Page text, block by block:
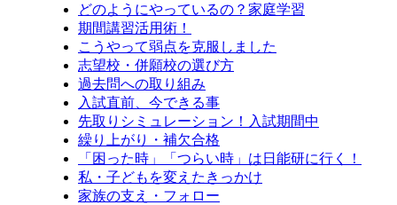
どのようにやっているの？家庭学習
期間講習活用術！
こうやって弱点を克服しました
志望校・併願校の選び方
過去問への取り組み
入試直前、今できる事
先取りシミュレーション！入試期間中
繰り上がり・補欠合格
「困った時」「つらい時」は日能研に行く！
私・子どもを変えたきっかけ
家族の支え・フォロー